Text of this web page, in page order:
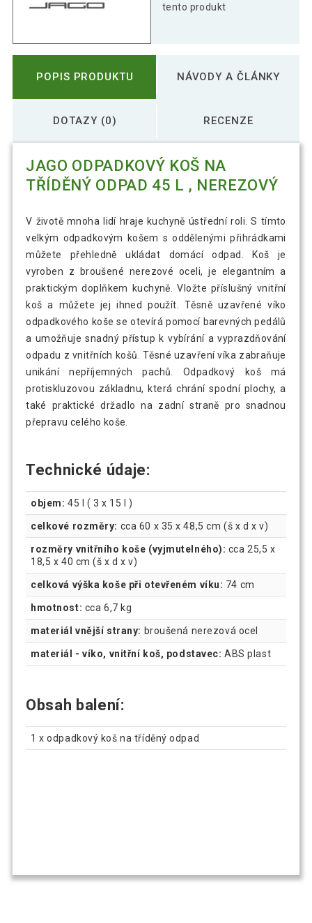
tento produkt
POPIS PRODUKTU NÁVODY A ČLÁNKY
DOTAZY (0) RECENZE
JAGO ODPADKOVÝ KOŠ NA
TŘÍDĚNÝ ODPAD 45 L , NEREZOVÝ
V životě mnoha lidí hraje kuchyně ústřední roli. S tímto
velkým odpadkovým košem s oddělenými přihrádkami
můžete přehledně ukládat domácí odpad. Koš je
vyroben z broušené nerezové oceli, je elegantním a
praktickým doplňkem kuchyně. Vložte příslušný vnitřní
koš a můžete jej ihned použít. Těsně uzavřené víko
odpadkového koše se otevírá pomocí barevných pedálů
a umožňuje snadný přístup k vybírání a vyprazdňování
odpadu z vnitřních košů. Těsné uzavření víka zabraňuje
unikání nepříjemných pachů. Odpadkový koš má
protiskluzovou základnu, která chrání spodní plochy, a
také praktické držadlo na zadní straně pro snadnou
přepravu celého koše.
Technické údaje:
objem: 45 l ( 3 x 15 l )
celkové rozměry: cca 60 x 35 x 48,5 cm (š x d x v)
rozměry vnitřního koše (vyjmutelného): cca 25,5 x
18,5 x 40 cm (š x d x v)
celková výška koše při otevřeném víku: 74 cm
hmotnost: cca 6,7 kg
materiál vnější strany: broušená nerezová ocel
materiál - víko, vnitřní koš, podstavec: ABS plast
Obsah balení:
1 x odpadkový koš na tříděný odpad